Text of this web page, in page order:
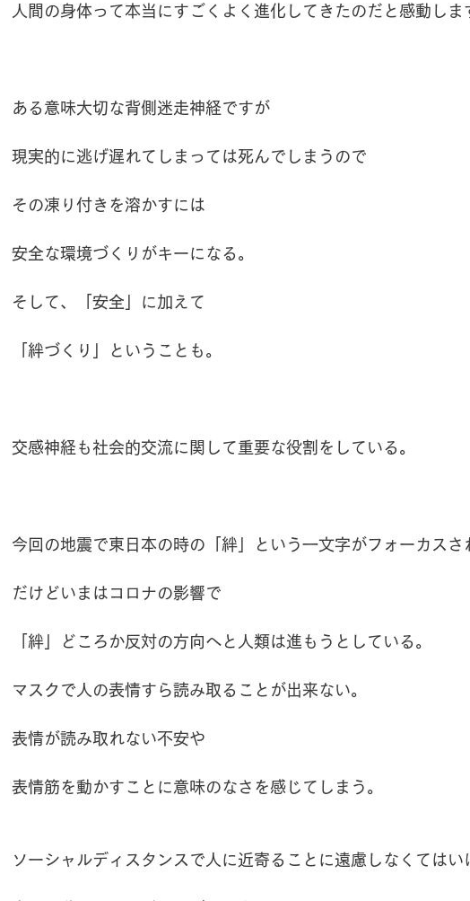
人間の身体って本当にすごくよく進化してきたのだと感動しま
ある意味大切な背側迷走神経ですが
現実的に逃げ遅れてしまっては死んでしまうので
その凍り付きを溶かすには
安全な環境づくりがキーになる。
そして、「安全」に加えて
「絆づくり」ということも。
交感神経も社会的交流に関して重要な役割をしている。
今回の地震で東日本の時の「絆」という一文字がフォーカスさ
だけどいまはコロナの影響で
「絆」どころか反対の方向へと人類は進もうとしている。
マスクで人の表情すら読み取ることが出来ない。
表情が読み取れない不安や
表情筋を動かすことに意味のなさを感じてしまう。
ソーシャルディスタンスで人に近寄ることに遠慮しなくてはい